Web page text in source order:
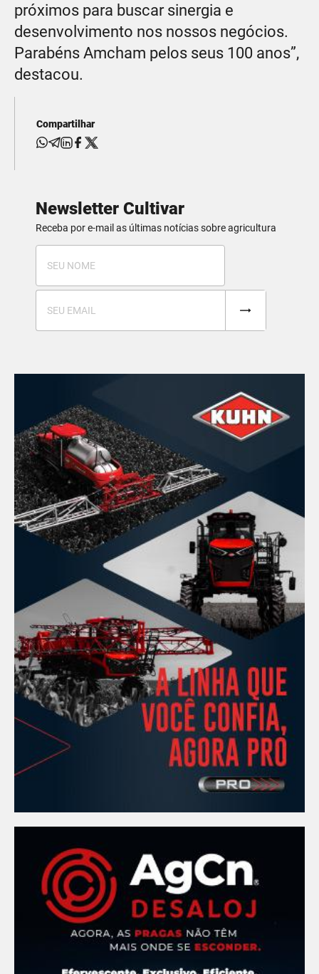
próximos para buscar sinergia e
desenvolvimento nos nossos negócios.
Parabéns Amcham pelos seus 100 anos”,
destacou.
Compartilhar
Newsletter Cultivar
Receba por e-mail as últimas notícias sobre agricultura